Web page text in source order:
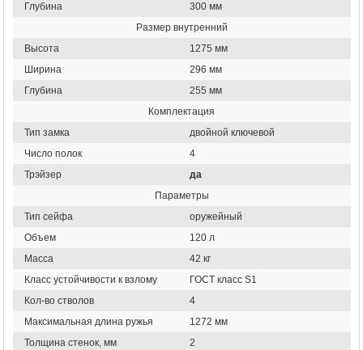
Глубина
300 мм
Размер внутренний
Высота
1275 мм
Ширина
296 мм
Глубина
255 мм
Комплектация
Тип замка
двойной ключевой
Число полок
4
Трэйзер
да
Параметры
Тип сейфа
оружейный
Объем
120 л
Масса
42 кг
Класс устойчивости к взлому
ГОСТ класс S1
Кол-во стволов
4
Максимальная длина ружья
1272 мм
Толщина стенок, мм
2